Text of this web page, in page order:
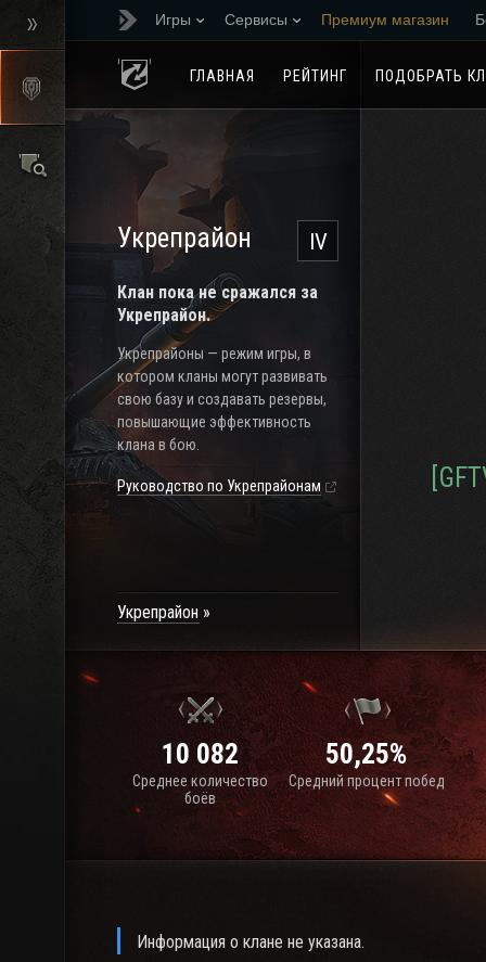
Игры Сервисы Премиум магазин
ГЛАВНАЯ
РЕЙТИНГ ПОДОБРАТЬ
IV
Укрепрайон
Клан пока не сражался за
Укрепрайон.
Укрепрайоны — режим игры, в
котором кланы могут развивать
свою базу и создавать резервы,
повышающие эффективность
клана в бою.
Руководство по Укрепрайонам
Укрепрайон
10 082
Среднее количество
боёв
50,25%
Средний процент побед
Информация о клане не указана.